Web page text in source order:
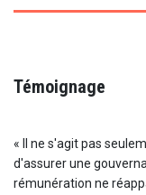
Témoignage
« Il ne s'agit pas
d'assurer une
rémunération ne